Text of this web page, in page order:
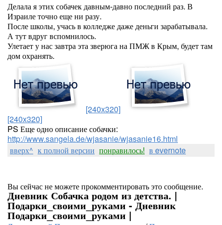
Делала я этих собачек давным-давно последний раз. В
Израиле точно еще ни разу.
После школы, учась в колледже даже деньги зарабатывала.
А тут вдруг вспомнилось.
Улетает у нас завтра эта зверюга на ПМЖ в Крым, будет там
дом охранять.
[240x320]
[240x320]
PS Еще одно описание собачки:
http://www.sangela.de/wjasanie/wjasanie16.html
вверх^ к полной версии понравилось! в evernote
Вы сейчас не можете прокомментировать это сообщение.
Дневник Собачка родом из детства. |
Подарки_своими_руками - Дневник
Подарки_своими_руками |